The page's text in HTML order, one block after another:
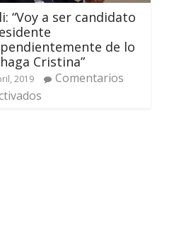
“Voy a ser candidato
de lo
Cristina”
2019
Comentarios